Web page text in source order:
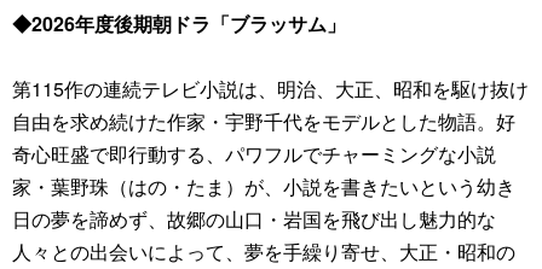
◆2026年度後期朝ドラ「ブラッサム」
第115作の連続テレビ小説は、明治、大正、昭和を駆け抜け
自由を求め続けた作家・宇野千代をモデルとした物語。好
奇心旺盛で即行動する、パワフルでチャーミングな小説
家・葉野珠（はの・たま）が、小説を書きたいという幼き
日の夢を諦めず、故郷の山口・岩国を飛び出し魅力的な
人々との出会いによって、夢を手繰り寄せ、大正・昭和の